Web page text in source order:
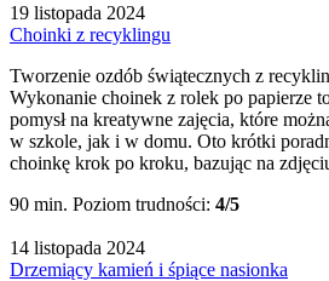
19 listopada 2024
Choinki z recyklingu
Tworzenie ozdób świątecznych z
Wykonanie choinek z rolek po papierze
pomysł na kreatywne zajęcia, które
w szkole, jak i w domu. Oto krótki
choinkę krok po kroku, bazując na
90 min. Poziom trudności: 4/5
14 listopada 2024
Drzemiący kamień i śpiące nasionka